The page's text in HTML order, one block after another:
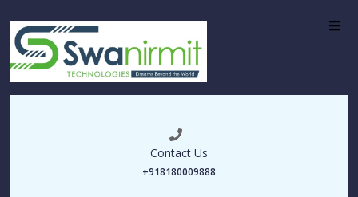
Contact Us
+918180009888